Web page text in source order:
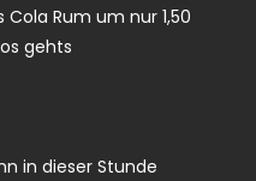
Rum um nur 1,50
gehts
in dieser Stunde